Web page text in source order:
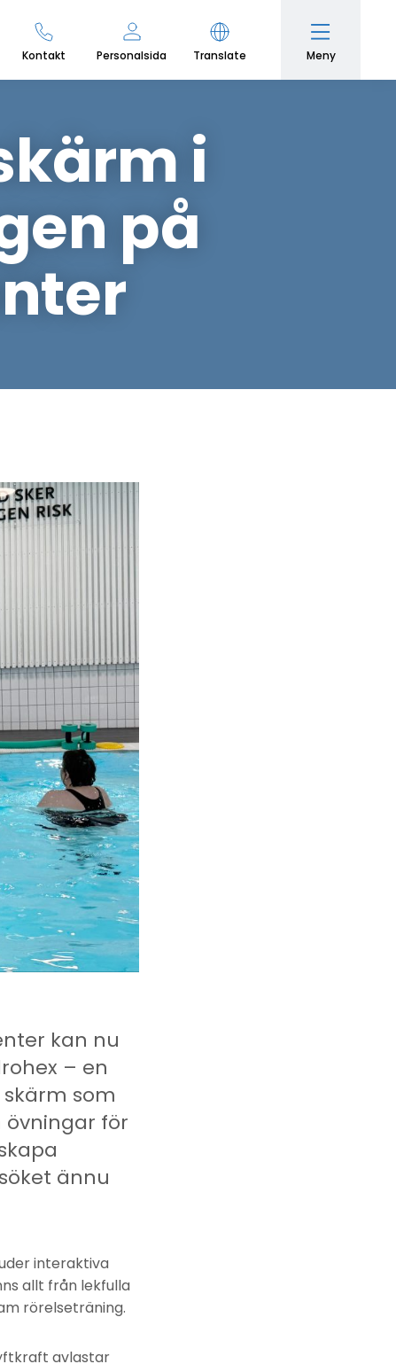
Kontakt Personalsida Translate Meny
i
på
kan nu
– en
som
för
ännu
interaktiva
allt från lekfulla
rörelseträning.
avlastar